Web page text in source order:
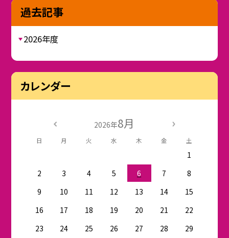
過去記事
2026年度
カレンダー
2026年8月
日 月 火 水 木 金 土
1
2
3 4 5 6 7
8
9
10 11 12 13 14
15
16
17 18 19 20 21
22
23
24 25 26 27 28
29